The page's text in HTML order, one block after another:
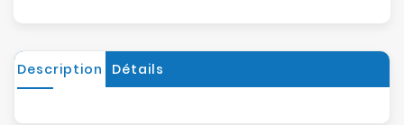
Description Détails